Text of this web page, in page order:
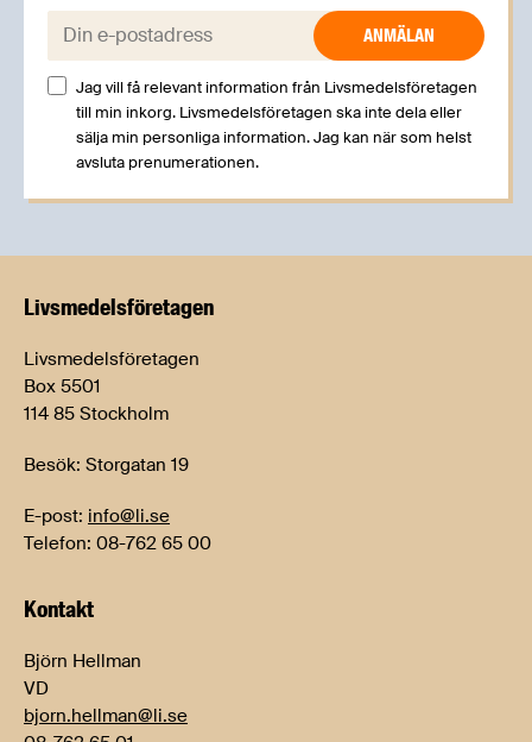
E-post:
Jag vill få relevant information från Livsmedelsföretagen
till min inkorg. Livsmedelsföretagen ska inte dela eller
sälja min personliga information. Jag kan när som helst
avsluta prenumerationen.
Livsmedels­företagen
Livsmedelsföretagen
Box 5501
114 85 Stockholm
Besök: Storgatan 19
E-post: info@li.se
Telefon: 08-762 65 00
Kontakt
Björn Hellman
VD
bjorn.hellman@li.se